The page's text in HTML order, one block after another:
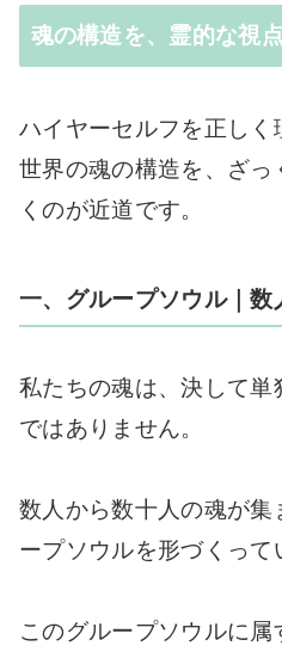
魂の構造を、霊的な視
ハイヤーセルフを正しく
世界の魂の構造を、ざっ
くのが近道です。
一、グループソウル｜
私たちの魂は、決して単
ではありません。
数人から数十人の魂が
ープソウルを形づくって
このグループソウルに